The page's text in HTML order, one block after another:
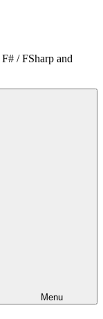
/ FSharp and
Menu